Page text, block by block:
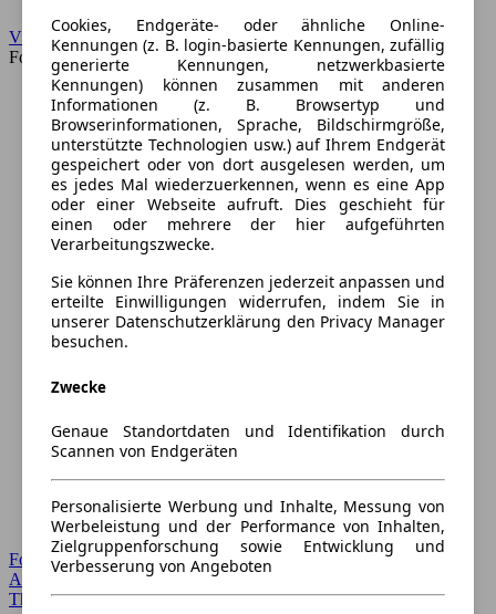
VW
Forum
Forum Startseite
Alle Auto-Foren
Themen-Forum
Cookies, Endgeräte- oder ähnliche Online-
Kennungen (z. B. login-basierte Kennungen, zufällig
generierte Kennungen, netzwerkbasierte
Kennungen) können zusammen mit anderen
Informationen (z. B. Browsertyp und
Browserinformationen, Sprache, Bildschirmgröße,
unterstützte Technologien usw.) auf Ihrem Endgerät
gespeichert oder von dort ausgelesen werden, um
es jedes Mal wiederzuerkennen, wenn es eine App
oder einer Webseite aufruft. Dies geschieht für
einen oder mehrere der hier aufgeführten
Verarbeitungszwecke.
Sie können Ihre Präferenzen jederzeit anpassen und
erteilte Einwilligungen widerrufen, indem Sie in
unserer Datenschutzerklärung den Privacy Manager
besuchen.
Zwecke
Genaue Standortdaten und Identifikation durch
Scannen von Endgeräten
Personalisierte Werbung und Inhalte, Messung von
Werbeleistung und der Performance von Inhalten,
Zielgruppenforschung sowie Entwicklung und
Verbesserung von Angeboten